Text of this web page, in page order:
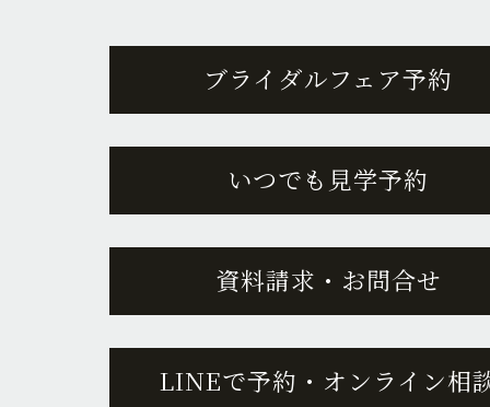
ブライダルフェア予約
いつでも見学予約
資料請求・お問合せ
LINEで予約・オンライン相